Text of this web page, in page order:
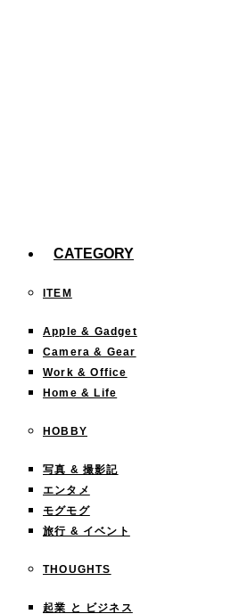
CATEGORY
ITEM
Apple & Gadget
Camera & Gear
Work & Office
Home & Life
HOBBY
写真 & 撮影記
エンタメ
モグモグ
旅行 & イベント
THOUGHTS
起業 と ビジネス